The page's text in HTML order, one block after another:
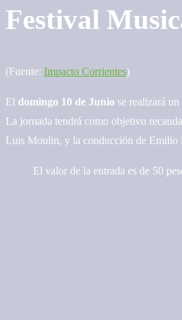
Festival
(Fuente: Impacto Corrientes)
El domingo 10 de Junio se realizará un
La jornada tendrá como objetivo
Luis Moulin, y la conducción de Emilio
El valor de la entrada es de 50